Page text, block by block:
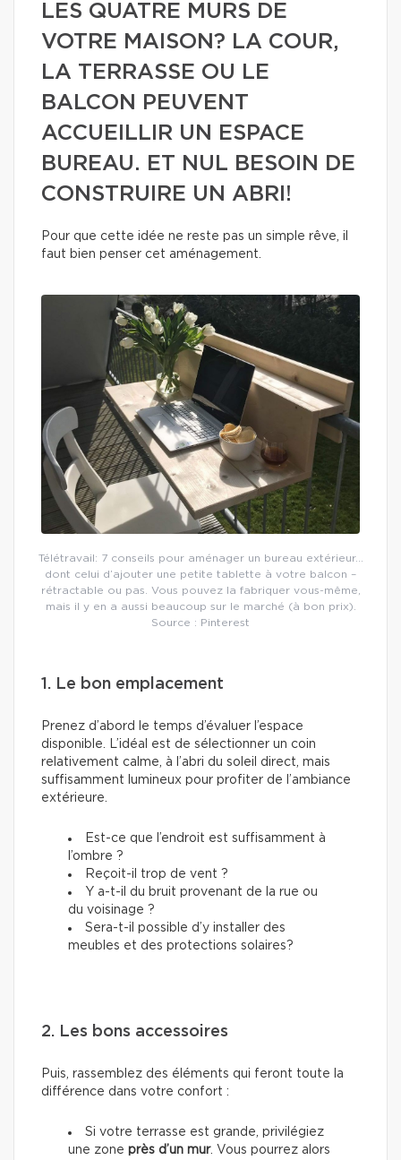
LES QUATRE MURS DE
VOTRE MAISON? LA COUR,
LA TERRASSE OU LE
BALCON PEUVENT
ACCUEILLIR UN ESPACE
BUREAU. ET NUL BESOIN DE
CONSTRUIRE UN ABRI!
Pour que cette idée ne reste pas un simple rêve, il
faut bien penser cet aménagement.
Télétravail: 7 conseils pour aménager un bureau extérieur…
dont celui d’ajouter une petite tablette à votre balcon –
rétractable ou pas. Vous pouvez la fabriquer vous-même,
mais il y en a aussi beaucoup sur le marché (à bon prix).
Source : Pinterest
1. Le bon emplacement
Prenez d’abord le temps d’évaluer l’espace
disponible. L’idéal est de sélectionner un coin
relativement calme, à l’abri du soleil direct, mais
suffisamment lumineux pour profiter de l’ambiance
extérieure.
Est-ce que l’endroit est suffisamment à
l’ombre ?
Reçoit-il trop de vent ?
Y a-t-il du bruit provenant de la rue ou
du voisinage ?
Sera-t-il possible d’y installer des
meubles et des protections solaires?
2. Les bons accessoires
Puis, rassemblez des éléments qui feront toute la
différence dans votre confort :
Si votre terrasse est grande, privilégiez
une zone près d’un mur. Vous pourrez alors